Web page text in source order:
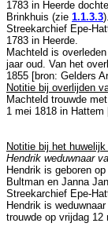
1783 in Heerde
Brinkhuis (zie 1.1.3.3
Streekarchief Epe-
1783 in Heerde.
Machteld is
jaar oud. Van het
1855 [bron: Gelders
Notitie bij overlijden
Machteld trouwde met
1 mei 1818 in Hattem
Notitie bij het
Hendrik weduwnaar
Hendrik is geboren
Bultman en Janna
Streekarchief Epe-
Hendrik is
trouwde op vrijdag 12